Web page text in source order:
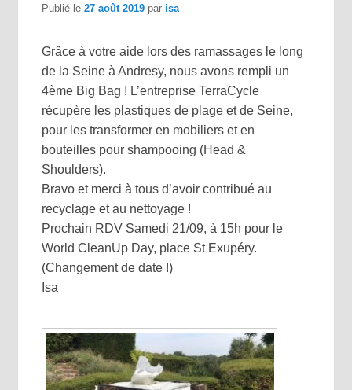
Publié le27 août 2019 par isa
Grâce à votre aide lors des ramassages le long
de la Seine à Andresy, nous avons rempli un
4ème Big Bag ! L’entreprise TerraCycle
récupère les plastiques de plage et de Seine,
pour les transformer en mobiliers et en
bouteilles pour shampooing (Head &
Shoulders).
Bravo et merci à tous d’avoir contribué au
recyclage et au nettoyage !
Prochain RDV Samedi 21/09, à 15h pour le
World CleanUp Day, place St Exupéry.
(Changement de date !)
Isa